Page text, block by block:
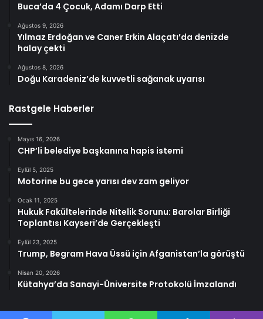
Buca’da 4 Çocuk, Adamı Darp Etti
Ağustos 9, 2026
Yılmaz Erdoğan ve Caner Erkin Alaçatı’da denizde
halay çekti
Ağustos 8, 2026
Doğu Karadeniz’de kuvvetli sağanak uyarısı
Rastgele Haberler
Mayıs 16, 2026
CHP’li belediye başkanına hapis istemi
Eylül 5, 2025
Motorine bu gece yarısı dev zam geliyor
Ocak 11, 2025
Hukuk Fakültelerinde Nitelik Sorunu: Barolar Birliği
Toplantısı Kayseri’de Gerçekleşti
Eylül 23, 2025
Trump, Begram Hava Üssü için Afganistan’la görüştü
Nisan 20, 2026
Kütahya’da Sanayi-Üniversite Protokolü İmzalandı